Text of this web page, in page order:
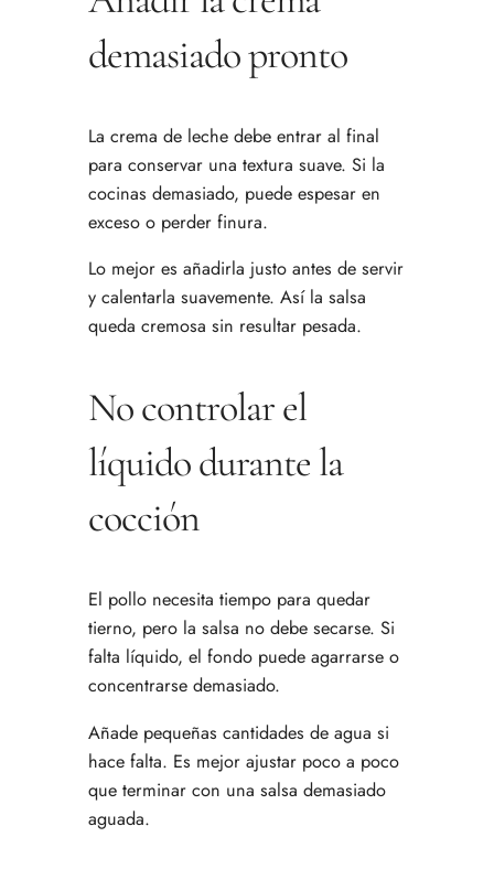
demasiado pronto
La crema de leche debe entrar al final
para conservar una textura suave. Si la
cocinas demasiado, puede espesar en
exceso o perder finura.
Lo mejor es añadirla justo antes de servir
y calentarla suavemente. Así la salsa
queda cremosa sin resultar pesada.
No controlar el
líquido durante la
cocción
El pollo necesita tiempo para quedar
tierno, pero la salsa no debe secarse. Si
falta líquido, el fondo puede agarrarse o
concentrarse demasiado.
Añade pequeñas cantidades de agua si
hace falta. Es mejor ajustar poco a poco
que terminar con una salsa demasiado
aguada.